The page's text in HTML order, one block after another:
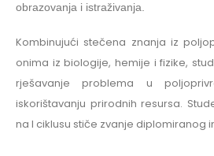
obrazovanja i istraživanja.
Kombinujući stečena znanja iz
onima iz biologije, hemije i fizike,
rješavanje problema u
iskorištavanju prirodnih resursa.
na I ciklusu stiče zvanje diplomiranog